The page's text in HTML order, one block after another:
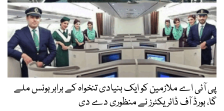
پی آئی اے ملازمین کو ایک بنیادی تنخواہ کے برابر بونس ملے
گا، بورڈ آف ڈائریکٹرز نے منظوری دے دی